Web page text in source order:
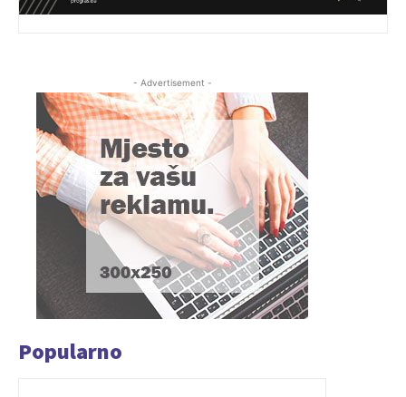
- Advertisement -
Popularno